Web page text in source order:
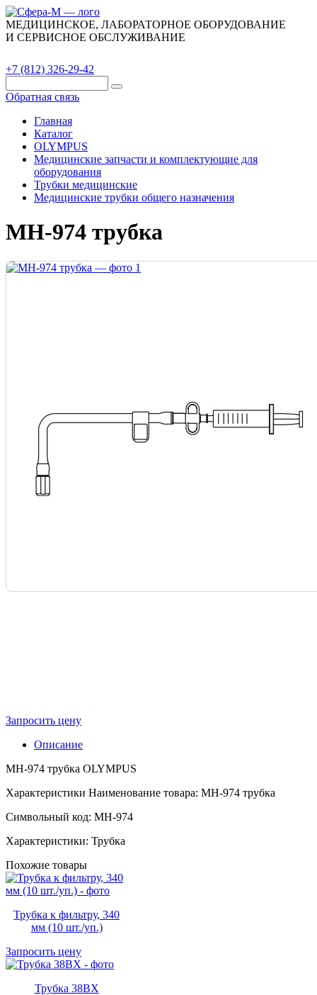
МЕДИЦИНСКОЕ, ЛАБОРАТОРНОЕ ОБОРУДОВАНИЕ
И СЕРВИСНОЕ ОБСЛУЖИВАНИЕ
+7 (812) 326-29-42
Обратная связь
Главная
Каталог
OLYMPUS
Медицинские запчасти и комплектующие для
оборудования
Трубки медицинские
Медицинские трубки общего назначения
MH-974 трубка
Запросить цену
Описание
MH-974 трубка OLYMPUS
Характеристики Наименование товара: MH-974 трубка
Символьный код: MH-974
Характеристики: Трубка
Похожие товары
Трубка к фильтру, 340
мм (10 шт./уп.)
Запросить цену
Трубка 38BX